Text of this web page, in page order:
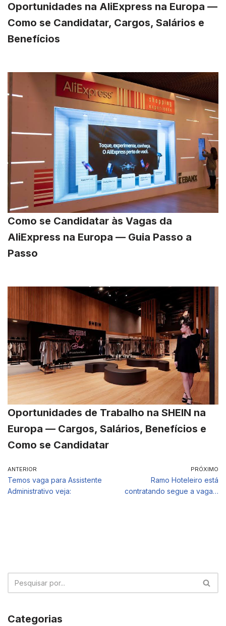
Oportunidades na AliExpress na Europa —
Como se Candidatar, Cargos, Salários e
Benefícios
Como se Candidatar às Vagas da
AliExpress na Europa — Guia Passo a
Passo
Oportunidades de Trabalho na SHEIN na
Europa — Cargos, Salários, Benefícios e
Como se Candidatar
ANTERIOR
Temos vaga para Assistente
Administrativo veja:
PRÓXIMO
Ramo Hoteleiro está
contratando segue a vaga…
Categorias